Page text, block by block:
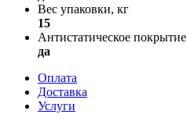
Вес упаковки, кг
15
Антистатическое покрытие
да
Оплата
Доставка
Услуги